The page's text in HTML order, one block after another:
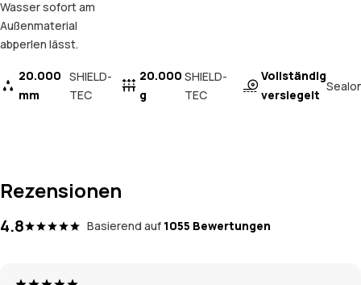
Wasser sofort am
Außenmaterial
abperlen lässt.
20.000
mm
SHIELD-
TEC
20.000
g
SHIELD-
TEC
Vollständig
versiegelt
Rezensionen
4.8 Basierend auf 1055 Bewertungen